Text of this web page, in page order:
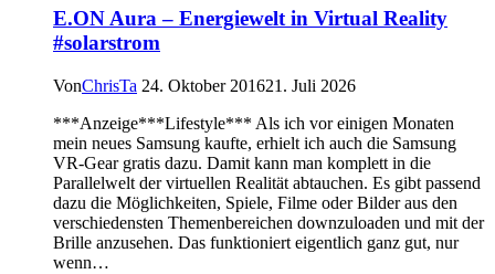
E.ON Aura – Energiewelt in Virtual Reality
#solarstrom
VonChrisTa 24. Oktober 201621. Juli 2026
***Anzeige***Lifestyle*** Als ich vor einigen Monaten
mein neues Samsung kaufte, erhielt ich auch die Samsung
VR-Gear gratis dazu. Damit kann man komplett in die
Parallelwelt der virtuellen Realität abtauchen. Es gibt passend
dazu die Möglichkeiten, Spiele, Filme oder Bilder aus den
verschiedensten Themenbereichen downzuloaden und mit der
Brille anzusehen. Das funktioniert eigentlich ganz gut, nur
wenn…